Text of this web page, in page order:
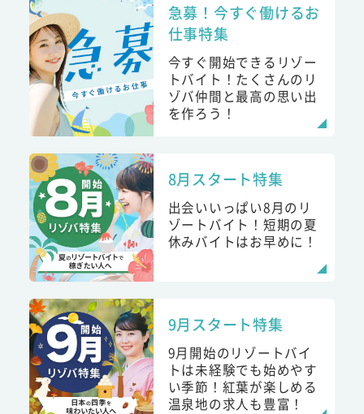
急募！今すぐ働けるお
仕事特集
今すぐ開始できるリゾー
トバイト！たくさんのリ
ゾバ仲間と最高の思い出
を作ろう！
8月スタート特集
出会いいっぱい8月のリ
ゾートバイト！短期の夏
休みバイトはお早めに！
9月スタート特集
9月開始のリゾートバイ
トは未経験でも始めやす
い季節！紅葉が楽しめる
温泉地の求人も豊富！